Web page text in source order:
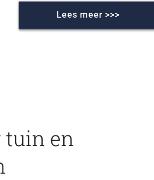
Lees meer >>>
tuin en